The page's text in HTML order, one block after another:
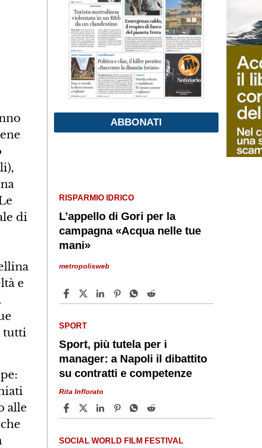
di
e
tutti
alle
ABBONATI
RISPARMIO IDRICO
L’appello di Gori per la
campagna «Acqua nelle tue
mani»
metropolisweb
SPORT
Sport, più tutela per i
manager: a Napoli il dibattito
su contratti e competenze
Rita Inflorato
SOCIAL WORLD FILM FESTIVAL